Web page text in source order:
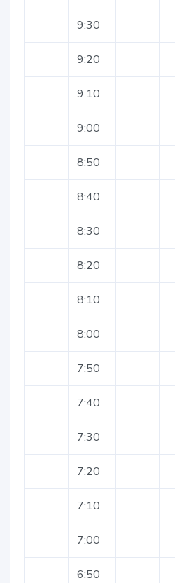
9:30
9:20
9:10
9:00
8:50
8:40
8:30
8:20
8:10
8:00
7:50
7:40
7:30
7:20
7:10
7:00
6:50